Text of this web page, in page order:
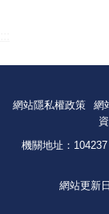
網站隱私權政策 網
機關地址：
網站更新